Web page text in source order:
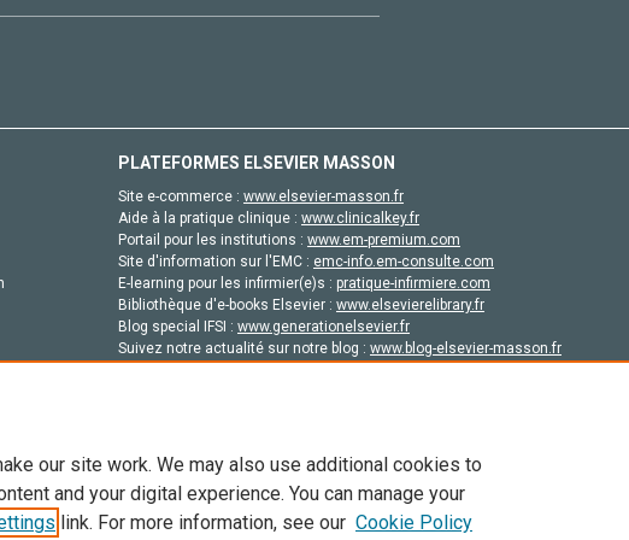
PLATEFORMES ELSEVIER MASSON
Site e-commerce : www.elsevier-masson.fr
Aide à la pratique clinique : www.clinicalkey.fr
Portail pour les institutions : www.em-premium.com
Site d'information sur l'EMC : emc-info.em-consulte.com
E-learning pour les infirmier(e)s : pratique-infirmiere.com
Bibliothèque d'e-books Elsevier : www.elsevierelibrary.fr
Blog special IFSI : www.generationelsevier.fr
Suivez notre actualité sur notre blog : www.blog-elsevier-masson.fr
© 2026 Elsevier, ses concédants de licence et ses contributeurs. Tout les droits sont réservés,
our site work. We may also use additional cookies to
and your digital experience. You can manage your
link. For more information, see our Cookie Policy